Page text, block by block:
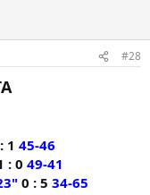
#28
1 45-46
: 0 49-41
0 : 5 34-65